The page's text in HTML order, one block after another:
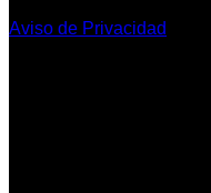
Aviso de Privacidad